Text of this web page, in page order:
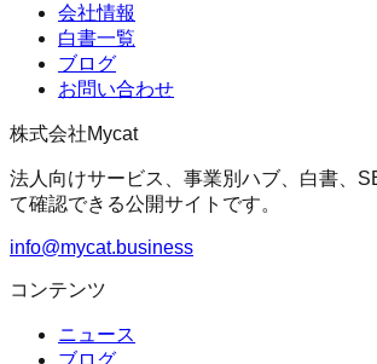
会社情報
白書一覧
ブログ
お問い合わせ
株式会社Mycat
法人向けサービス、事業別ハブ、白書、
て確認できる公開サイトです。
info@mycat.business
コンテンツ
ニュース
ブログ